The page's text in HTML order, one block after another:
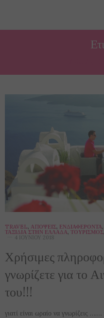
TRAVEL, ΑΠΌΨΕΙΣ, ΕΝΔΙΑΦΈΡΟΝΤΑ,
ΤΑΞΊΔΙΑ ΣΤΗΝ ΕΛΛΆΔΑ, ΤΟΥΡΙΣΜΌΣ
4 ΙΟΥΝΊΟΥ 2018
Χρήσιμες
γνωρίζετε για το
του!!!
γιατί είναι ωραίο να γνωρίζεις